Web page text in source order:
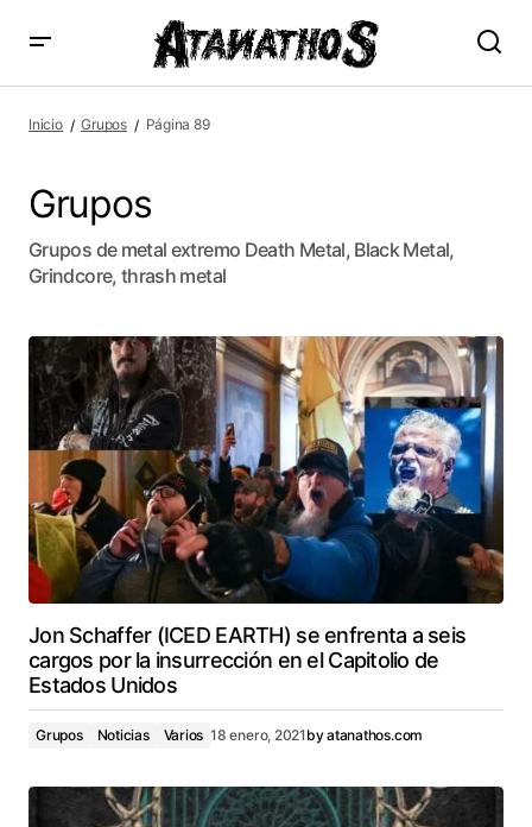
Inicio Grupos Página 89
Grupos
Grupos de metal extremo Death Metal, Black Metal,
Grindcore, thrash metal
Jon Schaffer (ICED EARTH) se enfrenta a seis
cargos por la insurrección en el Capitolio de
Estados Unidos
Grupos Noticias Varios 18 enero, 2021byatanathos.com